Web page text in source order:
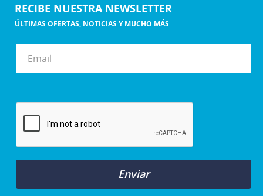
RECIBE NUESTRA NEWSLETTER
ÚLTIMAS OFERTAS, NOTICIAS Y MUCHO MÁS
Enviar